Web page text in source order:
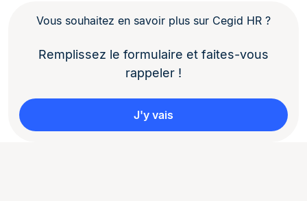
Vous souhaitez en savoir plus sur Cegid HR ?
Remplissez le formulaire et faites-vous
rappeler !
J'y vais